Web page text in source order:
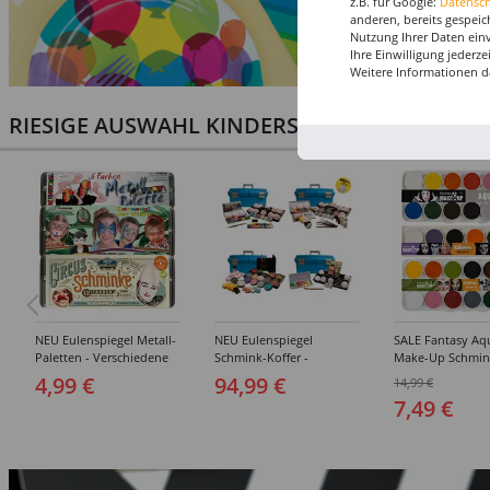
RIESIGE AUSWAHL KINDERSCHMINKEN,
NEU Eulenspiegel Metall-
Paletten - Verschiedene
4,99 €
NEU Eulenspiegel
Schmink-Koffer -
Ausführungen
94,99 €
SALE Fantasy
Make-Up
Paletten -
Ausführungen
14,99 €
7,49 €
anderen, bereits
Nutzung Ihrer Daten
Ihre Einwilligung
Weitere Informationen